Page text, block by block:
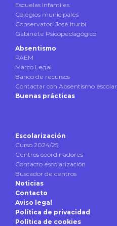
Escuelas Infantiles
Colegios municipales
Conservatori José Iturbi
Gabinete Psicopedagógico
Absentismo
PAEM
Marco Legal
Banco de recursos
Contactar con Absentismo escolar
Buenas prácticas
Escolarización
Curso 2024/25
Centros coordinadores
Contacto escolarización
Buscador de centros
Noticias
Contacto
Aviso legal
Política de privacidad
Política de cookies